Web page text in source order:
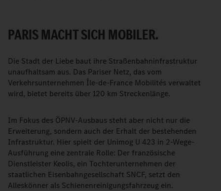
PARIS MACHT SICH MOBILER.
Die Stadt der Liebe baut ihre Straßenbahninfrastruktur
unaufhaltsam aus. Das Pariser Netz, das vom
Verkehrsunternehmen Île-de-France Mobilités verwaltet
wird, bietet bereits über 120 km Streckenlänge.
Im Fokus des ÖPNV-Ausbaus steht aber nicht nur die
Erweiterung, sondern auch der Erhalt der bestehenden
Infrastruktur. Hier spielt der Unimog U 423 in 2-Wege-
Ausführung eine zentrale Rolle: Der französische
Dienstleister Keolis, ein Tochterunternehmen der
staatlichen Eisenbahngesellschaft SNCF, setzt den
Alleskönner als Schienenreinigungsfahrzeug ein.